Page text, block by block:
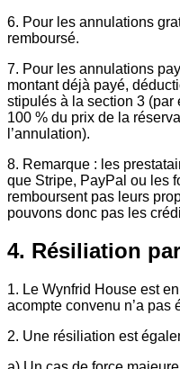
6. Pour les annulations
remboursé.
7. Pour les annulations
montant déjà payé,
stipulés à la section 3 (par
100 % du prix de la
l’annulation).
8. Remarque : les
que Stripe, PayPal ou les
remboursent pas leurs
pouvons donc pas les
4. Résiliation
1. Le Wynfrid House est
acompte convenu n’a pas
2. Une résiliation est